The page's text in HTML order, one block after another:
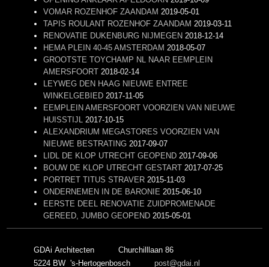
VOMAR ROZENHOF ZAANDAM 2019-05-01
TAPIS ROULANT ROZENHOF ZAANDAM 2019-03-11
RENOVATIE DUKENBURG NIJMEGEN 2018-12-14
HEMA PLEIN 40-45 AMSTERDAM 2018-05-07
GROOTSTE TOYCHAMP NL NAAR EEMPLEIN
AMERSFOORT 2018-02-14
LEYWEG DEN HAAG NIEUWE ENTREE
WINKELGEBIED 2017-11-05
EEMPLEIN AMERSFOORT VOORZIEN VAN NIEUWE
HUISSTIJL 2017-10-15
ALEXANDRIUM MEGASTORES VOORZIEN VAN
NIEUWE BESTRATING 2017-09-07
LIDL DE KLOP UTRECHT GEOPEND 2017-09-06
BOUW DE KLOP UTRECHT GESTART 2017-07-25
PORTRET TITUS STRAVER 2015-11-03
ONDERNEMEN IN DE BARONIE 2015-06-10
EERSTE DEEL RENOVATIE ZUIDPROMENADE
GEREED, JUMBO GEOPEND 2015-05-01
GDAi Architecten
Churchilllaan 86
5224 BW 's-Hertogenbosch